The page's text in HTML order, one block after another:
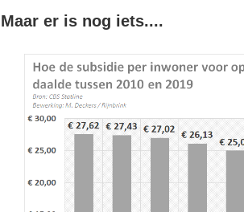
Maar er is nog iets....